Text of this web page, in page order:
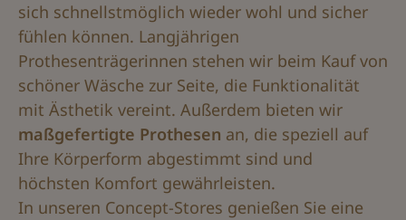
sich schnellstmöglich wieder wohl und sicher
fühlen können. Langjährigen
Prothesenträgerinnen stehen wir beim Kauf von
schöner Wäsche zur Seite, die Funktionalität
mit Ästhetik vereint. Außerdem bieten wir
maßgefertigte Prothesen an, die speziell auf
Ihre Körperform abgestimmt sind und
höchsten Komfort gewährleisten.
In unseren Concept-Stores genießen Sie eine